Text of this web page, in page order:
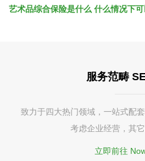
艺术品综合保险是什么 什么情况下
服务范畴
致力于四大热门领域，一站式配
考虑企业经营，其
立即前往